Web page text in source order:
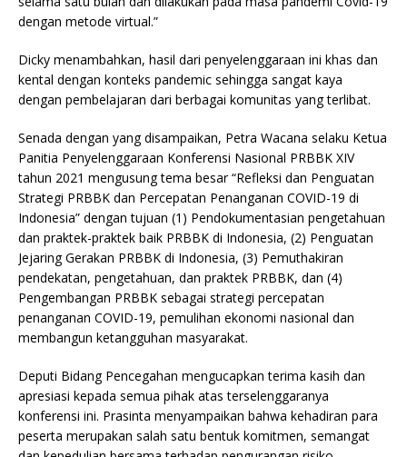
dengan metode virtual.”
Dicky menambahkan, hasil dari penyelenggaraan ini khas dan
kental dengan konteks pandemic sehingga sangat kaya
dengan pembelajaran dari berbagai komunitas yang terlibat.
Senada dengan yang disampaikan, Petra Wacana selaku Ketua
Panitia Penyelenggaraan Konferensi Nasional PRBBK XIV
tahun 2021 mengusung tema besar “Refleksi dan Penguatan
Strategi PRBBK dan Percepatan Penanganan COVID-19 di
Indonesia” dengan tujuan (1) Pendokumentasian pengetahuan
dan praktek-praktek baik PRBBK di Indonesia, (2) Penguatan
Jejaring Gerakan PRBBK di Indonesia, (3) Pemuthakiran
pendekatan, pengetahuan, dan praktek PRBBK, dan (4)
Pengembangan PRBBK sebagai strategi percepatan
penanganan COVID-19, pemulihan ekonomi nasional dan
membangun ketangguhan masyarakat.
Deputi Bidang Pencegahan mengucapkan terima kasih dan
apresiasi kepada semua pihak atas terselenggaranya
konferensi ini. Prasinta menyampaikan bahwa kehadiran para
peserta merupakan salah satu bentuk komitmen, semangat